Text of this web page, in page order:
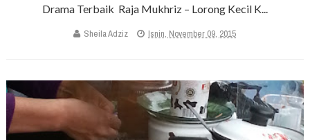
Drama Terbaik Raja Mukhriz – Lorong Kecil K...
Sheila Adziz Isnin, November 09, 2015